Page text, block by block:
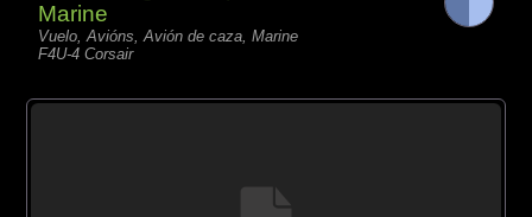
Marine
Vuelo, Avións, Avión de caza, Marine
F4U-4 Corsair